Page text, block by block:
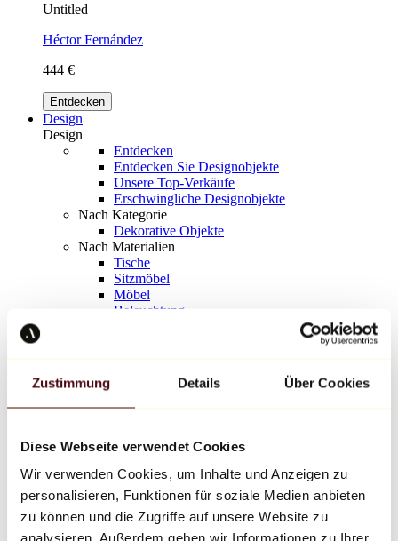
Zustimmung Details Über Cookies
Diese Webseite verwendet Cookies
Wir verwenden Cookies, um Inhalte und Anzeigen zu
personalisieren, Funktionen für soziale Medien anbieten
zu können und die Zugriffe auf unsere Website zu
analysieren. Außerdem geben wir Informationen zu Ihrer
Untitled
Héctor Fernández
444 €
Entdecken
Design
Design
Entdecken
Entdecken Sie Designobjekte
Unsere Top-Verkäufe
Erschwingliche Designobjekte
Nach Kategorie
Dekorative Objekte
Nach Materialien
Tische
Sitzmöbel
Möbel
Beleuchtung
Richard Orlinski
Keith Haring
Jeff Koons
Jean-Michel Basquiat
Alle Designer
Werk der Woche